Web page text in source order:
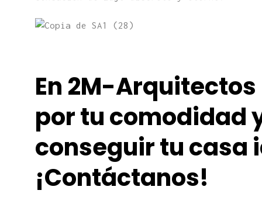
En 2M-
por tu comodidad
conseguir tu casa
¡Contáctanos!